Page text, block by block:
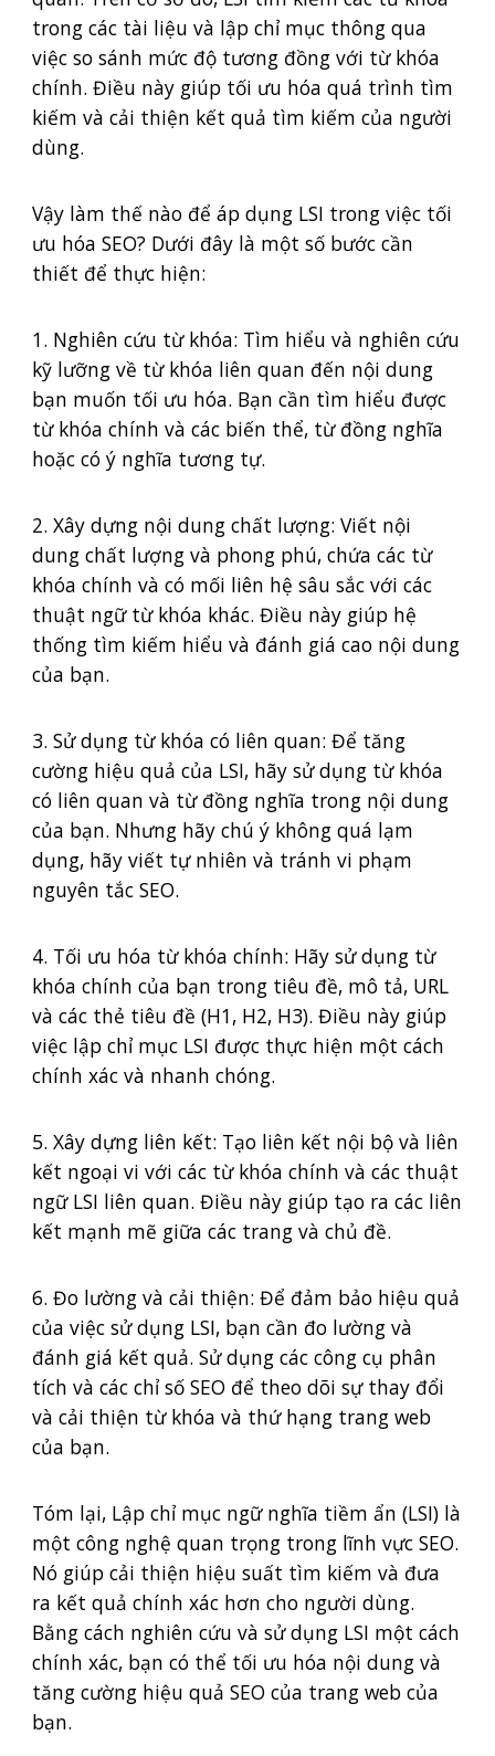
trong các tài liệu và lập chỉ mục thông qua
việc so sánh mức độ tương đồng với từ khóa
chính. Điều này giúp tối ưu hóa quá trình tìm
kiếm và cải thiện kết quả tìm kiếm của người
dùng.
Vậy làm thế nào để áp dụng LSI trong việc tối
ưu hóa SEO? Dưới đây là một số bước cần
thiết để thực hiện:
1. Nghiên cứu từ khóa: Tìm hiểu và nghiên cứu
kỹ lưỡng về từ khóa liên quan đến nội dung
bạn muốn tối ưu hóa. Bạn cần tìm hiểu được
từ khóa chính và các biến thể, từ đồng nghĩa
hoặc có ý nghĩa tương tự.
2. Xây dựng nội dung chất lượng: Viết nội
dung chất lượng và phong phú, chứa các từ
khóa chính và có mối liên hệ sâu sắc với các
thuật ngữ từ khóa khác. Điều này giúp hệ
thống tìm kiếm hiểu và đánh giá cao nội dung
của bạn.
3. Sử dụng từ khóa có liên quan: Để tăng
cường hiệu quả của LSI, hãy sử dụng từ khóa
có liên quan và từ đồng nghĩa trong nội dung
của bạn. Nhưng hãy chú ý không quá lạm
dụng, hãy viết tự nhiên và tránh vi phạm
nguyên tắc SEO.
4. Tối ưu hóa từ khóa chính: Hãy sử dụng từ
khóa chính của bạn trong tiêu đề, mô tả, URL
và các thẻ tiêu đề (H1, H2, H3). Điều này giúp
việc lập chỉ mục LSI được thực hiện một cách
chính xác và nhanh chóng.
5. Xây dựng liên kết: Tạo liên kết nội bộ và liên
kết ngoại vi với các từ khóa chính và các thuật
ngữ LSI liên quan. Điều này giúp tạo ra các liên
kết mạnh mẽ giữa các trang và chủ đề.
6. Đo lường và cải thiện: Để đảm bảo hiệu quả
của việc sử dụng LSI, bạn cần đo lường và
đánh giá kết quả. Sử dụng các công cụ phân
tích và các chỉ số SEO để theo dõi sự thay đổi
và cải thiện từ khóa và thứ hạng trang web
của bạn.
Tóm lại, Lập chỉ mục ngữ nghĩa tiềm ẩn (LSI) là
một công nghệ quan trọng trong lĩnh vực SEO.
Nó giúp cải thiện hiệu suất tìm kiếm và đưa
ra kết quả chính xác hơn cho người dùng.
Bằng cách nghiên cứu và sử dụng LSI một cách
chính xác, bạn có thể tối ưu hóa nội dung và
tăng cường hiệu quả SEO của trang web của
bạn.